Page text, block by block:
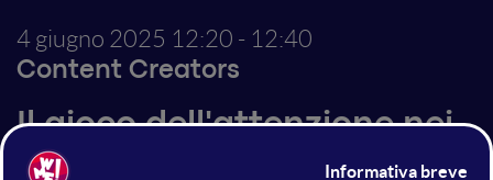
4 giugno 2025 12:20 - 12:40
Content Creators
Il gioco dell'attenzione nei
contenuti: come far si che